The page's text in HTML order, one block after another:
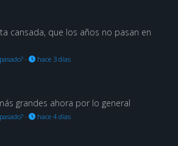
cansada, que los años no pasan en
· hace 3 días
grandes ahora por lo general
· hace 4 días